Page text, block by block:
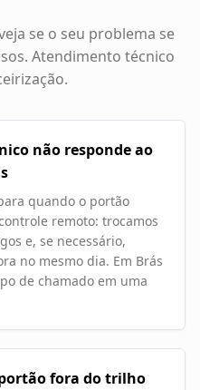
se o seu problema se
Atendimento técnico
não responde ao
quando o portão
remoto: trocamos
e, se necessário,
no mesmo dia. Em Brás
de chamado em uma
fora do trilho